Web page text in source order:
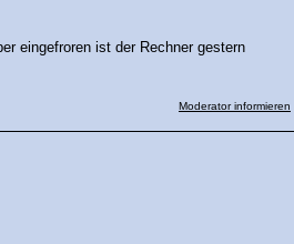
eingefroren ist der Rechner gestern
Moderator informieren